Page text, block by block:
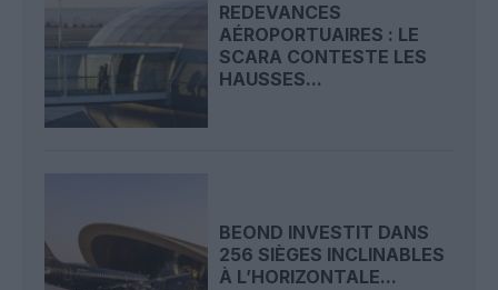
REDEVANCES
AÉROPORTUAIRES : LE
SCARA CONTESTE LES
HAUSSES...
BEOND INVESTIT DANS
256 SIÈGES INCLINABLES
À L’HORIZONTALE...